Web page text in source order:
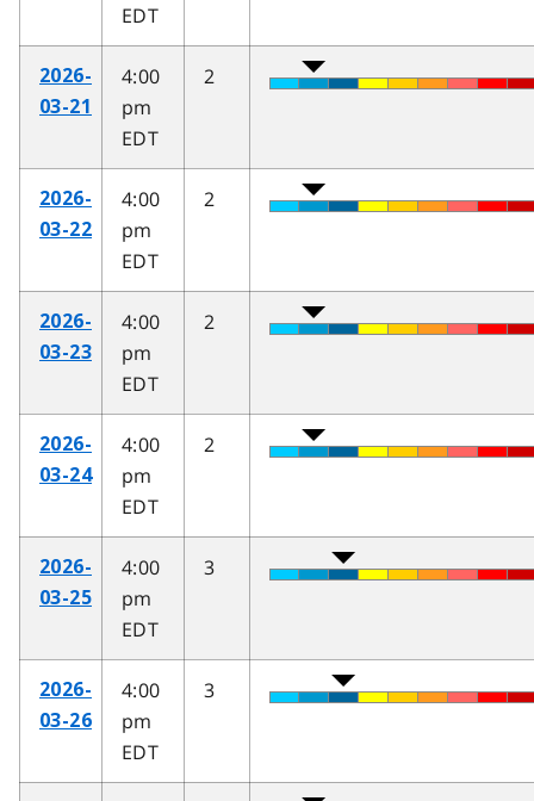
EDT
2026-
03-21
4:00
pm
EDT
2
2026-
03-22
4:00
pm
EDT
2
2026-
03-23
4:00
pm
EDT
2
2026-
03-24
4:00
pm
EDT
2
2026-
03-25
4:00
pm
EDT
3
2026-
03-26
4:00
pm
EDT
3